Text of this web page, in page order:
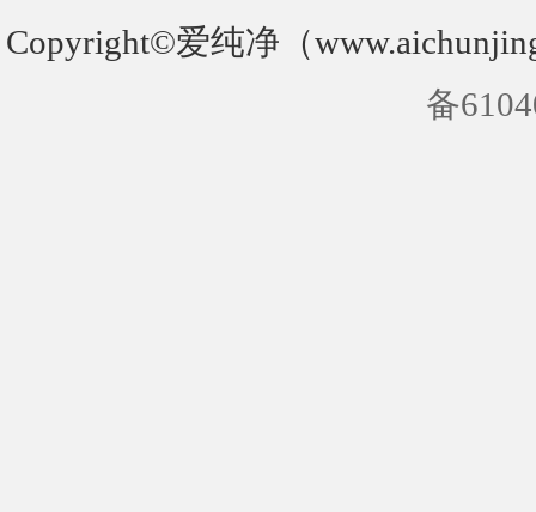
Copyright©爱纯净（
备